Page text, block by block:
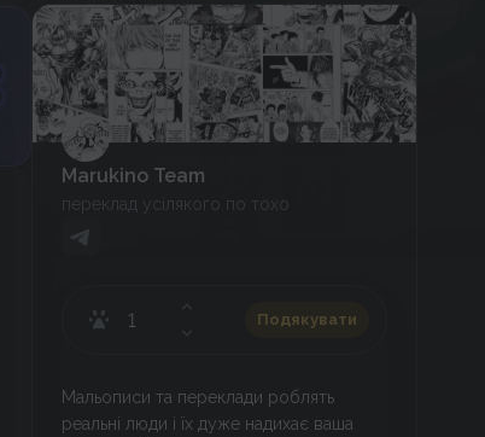
Marukino Team
переклад усілякого по тохо
Подякувати
Мальописи та переклади роблять
реальні люди і їх дуже надихає ваша